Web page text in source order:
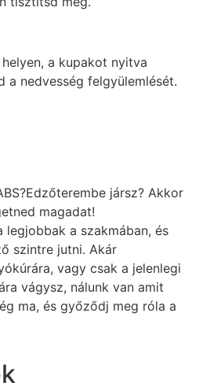
a kupakot nyitva
a nedvesség felgyülemlését.
jársz? Akkor
magadat!
legjobbak a szakmában, és
szintre jutni. Akár
vagy csak a jelenlegi
vágysz, nálunk van amit
ma, és győződj meg róla a